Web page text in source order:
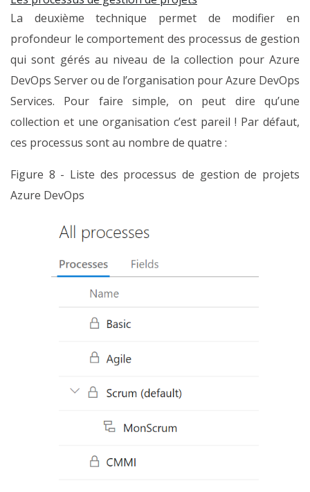
La deuxième technique permet de modifier en
profondeur le comportement des processus de gestion
qui sont gérés au niveau de la collection pour Azure
DevOps Server ou de l’organisation pour Azure DevOps
Services. Pour faire simple, on peut dire qu’une
collection et une organisation c’est pareil ! Par défaut,
ces processus sont au nombre de quatre :
Figure 8 - Liste des processus de gestion de projets
Azure DevOps